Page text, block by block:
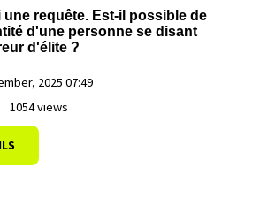
une requête. Est-il possible de
d'une personne se disant
d'élite ?
2025 07:49
1054 views